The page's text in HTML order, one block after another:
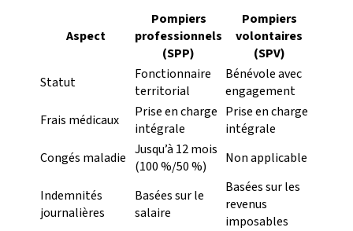
Aspect
Pompiers
professionnels
(SPP)
Pompiers
volontaires
(SPV)
Statut
Fonctionnaire
territorial
Bénévole avec
engagement
Frais médicaux
Prise en charge
intégrale
Prise en charge
intégrale
Congés maladie Jusqu’à 12 mois
(100 %/50 %)
Non applicable
Indemnités
journalières
Basées sur le
salaire
Basées sur les
revenus
imposables